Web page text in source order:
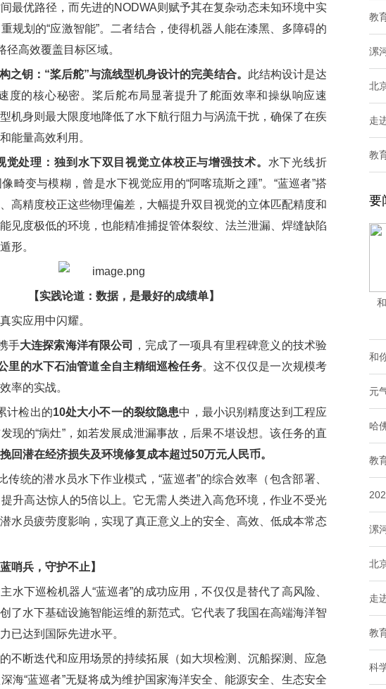
最优路径，而先进的NODWA则赋予其在复杂动态未知环境中实
规划的“应激智能”。二者结合，使得机器人能在漆黑、多障碍的
径高效覆盖目标区域。
之钥：“桨后舵”与流线型机身设计的完美结合。 此结构设计是达
度的核心秘密。桨后舵布局显著提升了舵面效率和操纵响应速
机身则最大限度地降低了水下航行阻力与涡流干扰，确保了在疾
能量高效利用。
觉处理：独到水下双目视觉立体校正与增强技术。 水下光线折
畸变与模糊，曾是水下视觉应用的“阿喀琉斯之踵”。“蓝巡者”搭
高精度校正这些物理偏差，大幅提升双目视觉的立体匹配精度和
见度极低的环境，也能精准捕捉管体裂纹、法兰泄漏、焊缝缺陷
形。
【实践论道：数据，是最好的成绩单】
应用中闪耀。
手大连探索海洋有限公司
，完成了一项具有里程碑意义的技术验
里的水下石油管道全自主精细巡检任务。这不仅仅是一次规模考
率的实战。
计检出的10处大小不一的裂纹隐患中，最小识别精度达到工程应
现的“病灶”，如若发展成泄漏事故，后果不堪设想。该任务的直
回潜在经济损失及环境修复成本超过50万元人民币。
传统的潜水员水下作业模式，“蓝巡者”的综合效率（包含部署、
升高达惊人的5倍以上。它无需人类进入高危环境，作业不受光
水员疲劳度影响，实现了真正意义上的安全、高效、低成本常态
哨兵，守护不止】
下巡检机器人“蓝巡者”的成功应用，不仅仅是替代了高风险、
了水下基础设施智能运维的新范式。它代表了我国在高端海洋智
已达到国际先进水平。
断迭代和应用场景的持续拓展（如大坝检测、沉船探测、应急
海“蓝巡者”无疑将成为维护国家海洋安全、能源安全、生态安全
教
漯
北
走
教
要
和
元
哈
教
漯
北
走
教
科